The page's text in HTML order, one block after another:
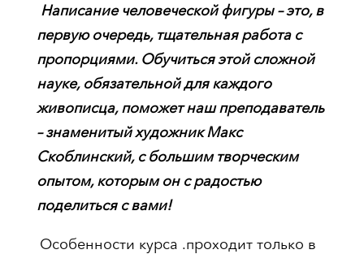
Написание человеческой фигуры – это, в
первую очередь, тщательная работа с
пропорциями. Обучиться этой сложной
науке, обязательной для каждого
живописца, поможет наш преподаватель
– знаменитый художник Макс
Скоблинский, с большим творческим
опытом, которым он с радостью
поделиться с вами!
Особенности курса .проходит только в